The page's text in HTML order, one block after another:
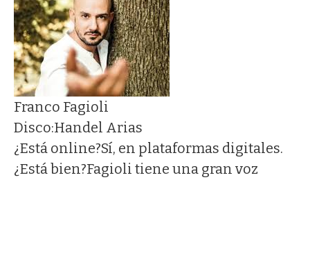
Franco Fagioli
Disco:Handel Arias
¿Está online?Sí, en plataformas digitales.
¿Está bien?Fagioli tiene una gran voz